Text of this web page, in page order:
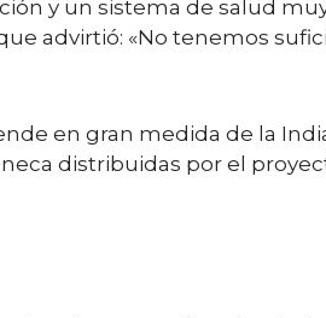
y un sistema de salud
advirtió: «No tenemos
en gran medida de la
distribuidas por el